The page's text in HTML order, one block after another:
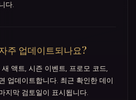
다.
주 업데이트되나요?
액트, 시즌 이벤트, 프로모 코드,
업데이트합니다. 최근 확인한 데이
지막 검토일이 표시됩니다.